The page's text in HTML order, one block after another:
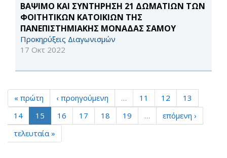
ΒΑΨΙΜΟ ΚΑΙ ΣΥΝΤΗΡΗΣΗ 21 ΔΩΜΑΤΙΩΝ ΤΩΝ
ΦΟΙΤΗΤΙΚΩΝ ΚΑΤΟΙΚΙΩΝ ΤΗΣ
ΠΑΝΕΠΙΣΤΗΜΙΑΚΗΣ ΜΟΝΑΔΑΣ ΣΑΜΟΥ
Προκηρύξεις Διαγωνισμών
17 Οκτ 2022
« πρώτη ‹ προηγούμενη … 11 12
13
14
15 16 17 18 19 …
επόμενη ›
τελευταία »